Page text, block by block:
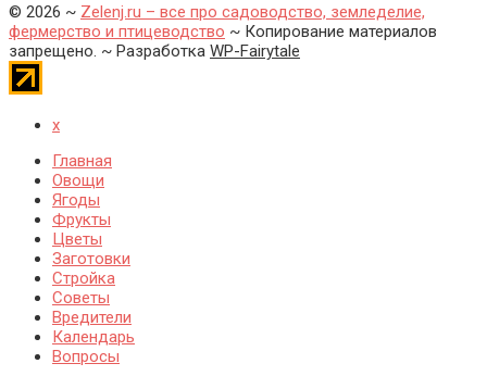
© 2026 ~ Zelenj.ru – все про садоводство, земледелие,
фермерство и птицеводство ~ Копирование материалов
запрещено. ~ Разработка WP-Fairytale
x
Главная
Овощи
Ягоды
Фрукты
Цветы
Заготовки
Стройка
Советы
Вредители
Календарь
Вопросы